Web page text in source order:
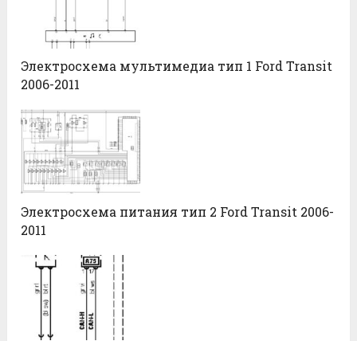
Электросхема мультимедиа тип 1 Ford Transit
2006-2011
Электросхема питания тип 2 Ford Transit 2006-
2011